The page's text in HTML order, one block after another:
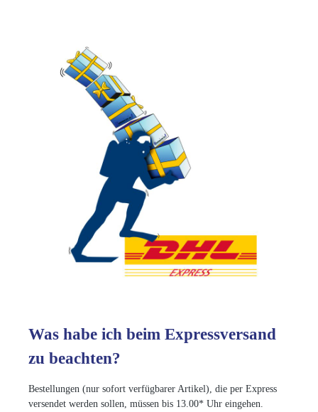
Was habe ich beim Expressversand
zu beachten?
Bestellungen (nur sofort verfügbarer Artikel), die per Express
versendet werden sollen, müssen bis 13.00* Uhr eingehen.